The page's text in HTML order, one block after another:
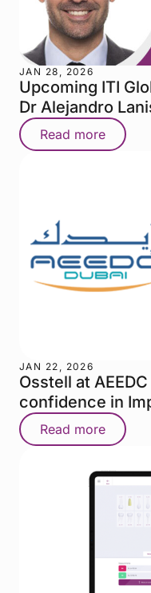
JAN 28, 2026
Upcoming ITI
Dr Alejandro
Read more
JAN 22, 2026
Osstell at
confidence in
Read more